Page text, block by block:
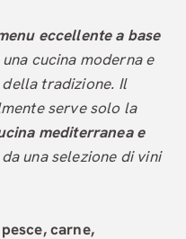
eccellente a base
cucina moderna e
tradizione. Il
serve solo la
mediterranea e
una selezione di vini
pesce, carne,